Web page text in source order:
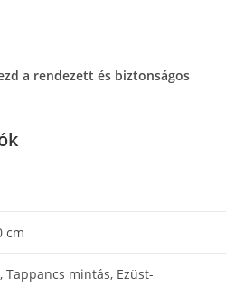
a rendezett és biztonságos
cm
Tappancs mintás, Ezüst-